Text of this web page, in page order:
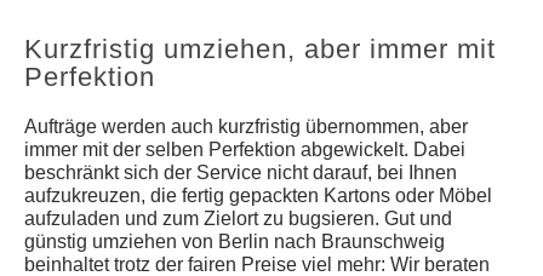
Kurzfristig umziehen, aber immer mit
Perfektion
Aufträge werden auch kurzfristig übernommen, aber
immer mit der selben Perfektion abgewickelt. Dabei
beschränkt sich der Service nicht darauf, bei Ihnen
aufzukreuzen, die fertig gepackten Kartons oder Möbel
aufzuladen und zum Zielort zu bugsieren. Gut und
günstig umziehen von Berlin nach Braunschweig
beinhaltet trotz der fairen Preise viel mehr: Wir beraten